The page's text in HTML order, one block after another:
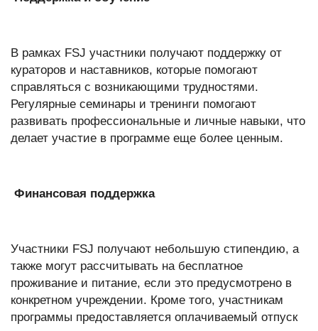
В рамках FSJ участники получают поддержку от
кураторов и наставников, которые помогают
справляться с возникающими трудностями.
Регулярные семинары и тренинги помогают
развивать профессиональные и личные навыки, что
делает участие в программе еще более ценным.
Финансовая поддержка
Участники FSJ получают небольшую стипендию, а
также могут рассчитывать на бесплатное
проживание и питание, если это предусмотрено в
конкретном учреждении. Кроме того, участникам
программы предоставляется оплачиваемый отпуск